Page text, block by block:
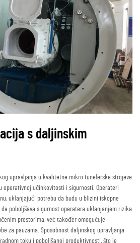
s daljinskim
upravljanja u kvalitetne mikro tunelerske strojeve
operativnoj učinkovitosti i sigurnosti. Operateri
uklanjajući potrebu da budu u blizini iskopne
da poboljšava sigurnost operatera uklanjanjem rizika
prostorima, već također omogućuje
za pauzama. Sposobnost daljinskog upravljanja
toku i poboljšanoj produktivnosti, što je